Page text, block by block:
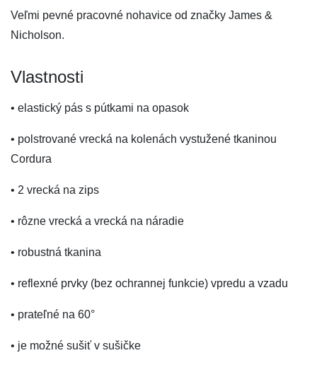
Veľmi pevné pracovné nohavice od značky James &
Nicholson.
Vlastnosti
• elastický pás s pútkami na opasok
• polstrované vrecká na kolenách vystužené tkaninou
Cordura
• 2 vrecká na zips
• rôzne vrecká a vrecká na náradie
• robustná tkanina
• reflexné prvky (bez ochrannej funkcie) vpredu a vzadu
• prateľné na 60°
• je možné sušiť v sušičke